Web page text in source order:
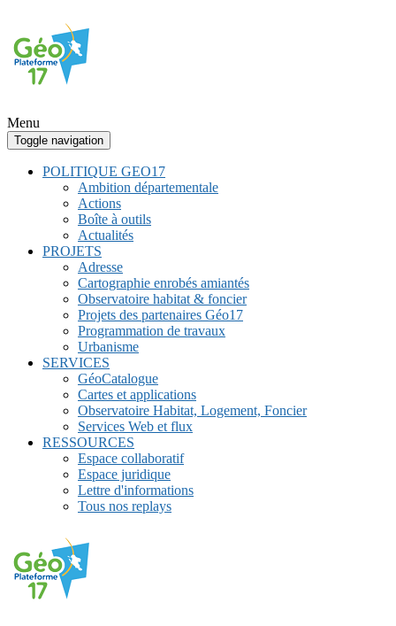
Menu
Toggle navigation
POLITIQUE GEO17
Ambition départementale
Actions
Boîte à outils
Actualités
PROJETS
Adresse
Cartographie enrobés amiantés
Observatoire habitat & foncier
Projets des partenaires Géo17
Programmation de travaux
Urbanisme
SERVICES
GéoCatalogue
Cartes et applications
Observatoire Habitat, Logement, Foncier
Services Web et flux
RESSOURCES
Espace collaboratif
Espace juridique
Lettre d'informations
Tous nos replays